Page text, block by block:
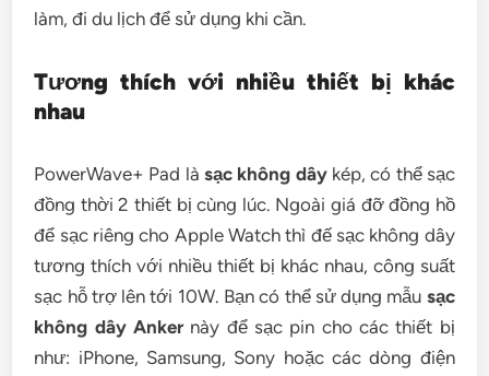
làm, đi du lịch để sử dụng khi cần.
Tương thích với nhiều thiết bị khác
nhau
PowerWave+ Pad làsạc không dâykép, có thể sạc
đồng thời 2 thiết bị cùng lúc. Ngoài giá đỡ đồng hồ
để sạc riêng cho Apple Watch thì đế sạc không dây
tương thích với nhiều thiết bị khác nhau, công suất
sạc hỗ trợ lên tới 10W. Bạn có thể sử dụng mẫu sạc
không dây Ankernày để sạc pin cho các thiết bị
như: iPhone, Samsung, Sony hoặc các dòng điện